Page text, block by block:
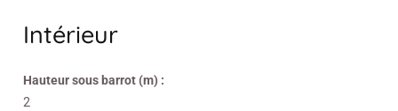
Intérieur
Hauteur sous barrot (m) :
2